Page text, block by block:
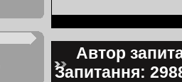
Автор
Запитання: